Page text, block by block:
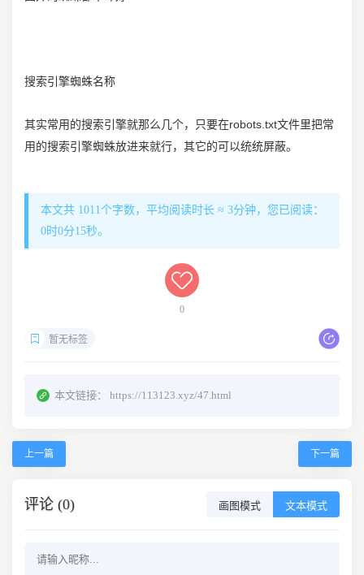
搜索引擎蜘蛛名称
其实常用的搜索引擎就那么几个，只要在robots.txt文件里把常
用的搜索引擎蜘蛛放进来就行，其它的可以统统屏蔽。
本文共 1011个字数，平均阅读时长 ≈ 3分钟，您已阅读：
0时0分15秒。
0
暂无标签
本文链接： https://113123.xyz/47.html
上一篇 下一篇
评论 (0) 画图模式 文本模式